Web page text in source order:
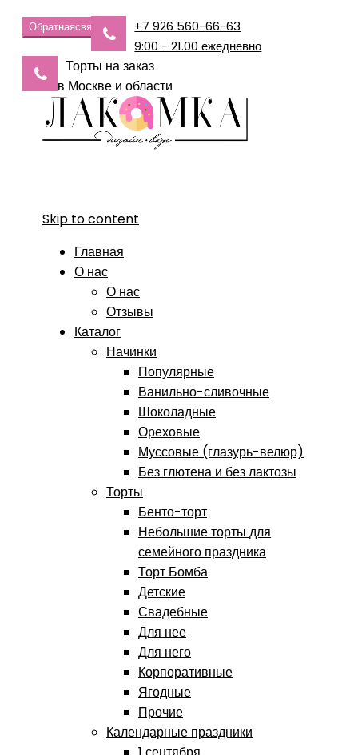
Обратнаясвязь
+7 926 560-66-63
9:00 - 21.00 ежедневно
Торты на заказ
в Москве и области
Skip to content
Главная
О нас
О нас
Отзывы
Каталог
Начинки
Популярные
Ванильно-сливочные
Шоколадные
Ореховые
Муссовые (глазурь-велюр)
Без глютена и без лактозы
Торты
Бенто-торт
Небольшие торты для
семейного праздника
Торт Бомба
Детские
Свадебные
Для нее
Для него
Корпоративные
Ягодные
Прочие
Календарные праздники